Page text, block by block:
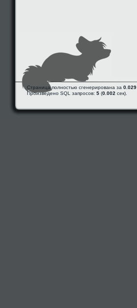
Страница полностью сгенерирована за 0.029
Произведено SQL запросов: 5 (0.002 сек).